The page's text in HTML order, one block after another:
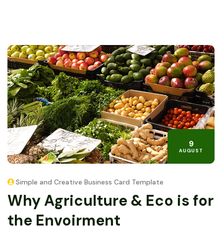
9
AUGUST
Simple and Creative Business Card Template
Why Agriculture & Eco is for
the Envoirment